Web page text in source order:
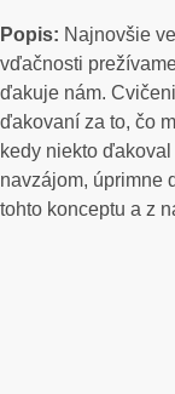
Popis: Najnovšie
vďačnosti
ďakuje nám.
ďakovaní za to, čo
kedy niekto
navzájom, úprimne
tohto konceptu a z